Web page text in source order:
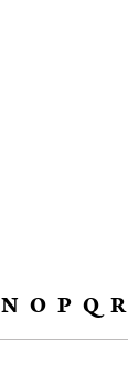
N O P Q R